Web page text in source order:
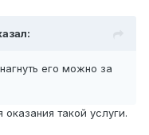
его можно за
такой услуги.